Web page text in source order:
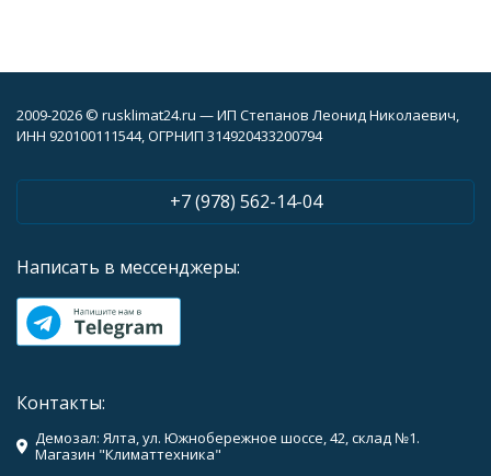
2009-2026 © rusklimat24.ru — ИП Степанов Леонид Николаевич,
ИНН 920100111544, ОГРНИП 314920433200794
+7 (978) 562-14-04
Написать в мессенджеры:
Контакты:
Демозал: Ялта, ул. Южнобережное шоссе, 42, склад №1.
Магазин "Климаттехника"